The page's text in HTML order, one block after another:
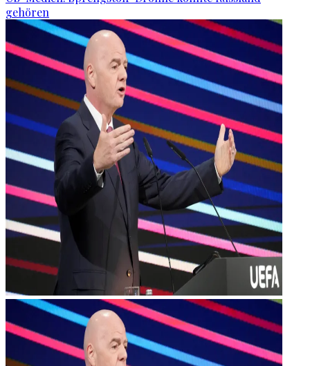
gehören